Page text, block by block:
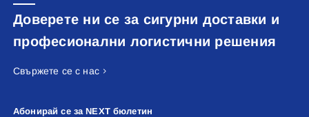
Доверете ни се за сигурни доставки и
професионални логистични решения
Свържете се с нас
Абонирай се за NEXT бюлетин